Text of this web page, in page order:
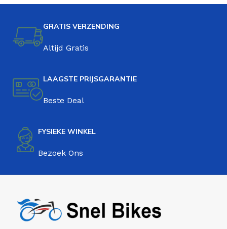
GRATIS VERZENDING
Altijd Gratis
LAAGSTE PRIJSGARANTIE
Beste Deal
FYSIEKE WINKEL
Bezoek Ons